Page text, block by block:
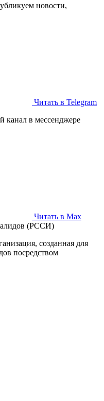
новости,
Читать в Telegram
в мессенджере
Читать в Max
(РССИ)
созданная для
посредством